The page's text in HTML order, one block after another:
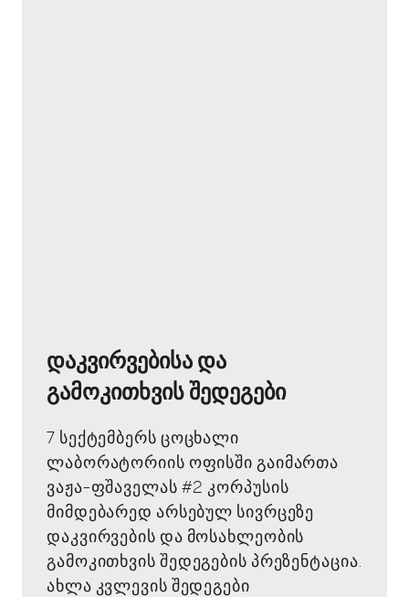
დაკვირვებისა და
გამოკითხვის შედეგები
7 სექტემბერს ცოცხალი
ლაბორატორიის ოფისში გაიმართა
ვაჟა-ფშაველას #2 კორპუსის
მიმდებარედ არსებულ სივრცეზე
დაკვირვების და მოსახლეობის
გამოკითხვის შედეგების პრეზენტაცია.
ახლა კვლევის შედეგები